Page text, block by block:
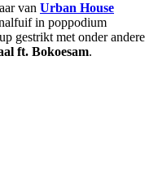
van Urban House
in poppodium
gestrikt met onder andere
ft. Bokoesam.